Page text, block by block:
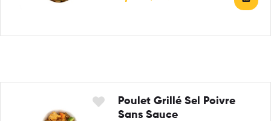
Poulet Grillé Sel Poivre
Sans Sauce